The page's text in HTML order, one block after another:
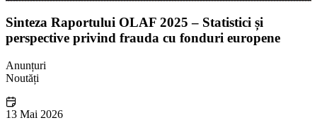
Sinteza Raportului OLAF 2025 – Statistici și
perspective privind frauda cu fonduri europene
Anunțuri
Noutăți
13 Mai 2026